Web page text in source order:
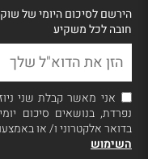
הירשם לסיכום היומי של שוק
חובה לכל משקיע
אני מאשר קבלת שני
נפרדת, בנושאים סיכום
בדואר אלקטרוני ו/ או
השימוש